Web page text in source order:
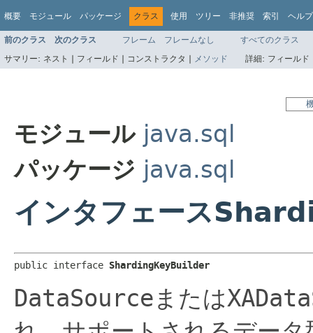
概要 モジュール パッケージ クラス 使用 ツリー 非推奨 索引 ヘルプ
前のクラス 次のクラス フレーム フレームなし
すべてのクラス
サマリー: ネスト | フィールド | コンストラクタ | メソッド 詳細: フィール
モジュール java.sql
パッケージ java.sql
インタフェース
public interface ShardingKeyBuilder
DataSourceまたは